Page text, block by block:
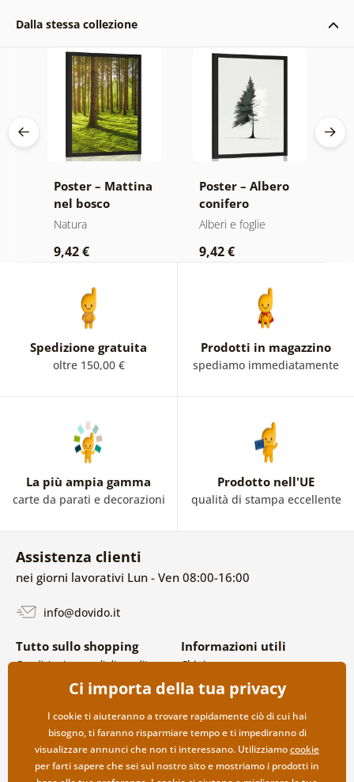
Dalla stessa collezione
Poster – Mattina
nel bosco
Natura
9,42 €
Poster – Albero
conifero
minimalista
Alberi e foglie
9,42 €
Spedizione gratuita
oltre 150,00 €
Prodotti in magazzino
spediamo immediatamente
La più ampia gamma
carte da parati e decorazioni
Prodotto nell'UE
qualità di stampa eccellente
Assistenza clienti
nei giorni lavorativi Lun - Ven 08:00-16:00
info@dovido.it
Tutto sullo shopping
Condizioni generali di vendita e
Politica sulla privacy
Opzioni di spedizione e
pagamento
Reso della merce
Informazioni utili
Chi siamo
FAQ
Contatti
Collaborazione all’ingrosso
Ci importa della tua privacy
I cookie ti aiuteranno a trovare rapidamente ciò di cui hai
bisogno, ti faranno risparmiare tempo e ti impediranno di
visualizzare annunci che non ti interessano. Utilizziamocookie
per farti sapere che sei sul nostro sito e mostriamo i prodotti in